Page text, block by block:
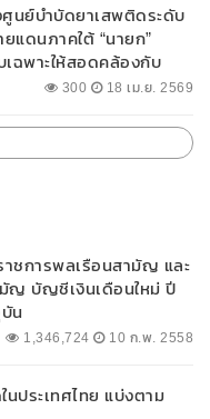
นย์บำบัดยาเสพติดระดับ
แดนภาคใต้ “นายก”
ฉพาะให้สอดคล้องกับ
300 18 เม.ย. 2569
ชการพลเรือนสามัญ และ
ญ บัญชีเงินเดือนใหม่ ปี
น
1,346,724 10 ก.พ. 2558
ประเทศไทย แบ่งตาม